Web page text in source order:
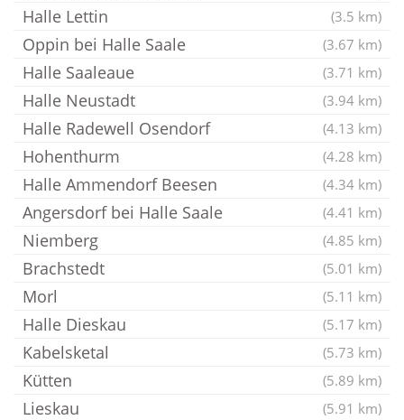
Halle Lettin (3.5 km)
Oppin bei Halle Saale (3.67 km)
Halle Saaleaue (3.71 km)
Halle Neustadt (3.94 km)
Halle Radewell Osendorf (4.13 km)
Hohenthurm (4.28 km)
Halle Ammendorf Beesen (4.34 km)
Angersdorf bei Halle Saale (4.41 km)
Niemberg (4.85 km)
Brachstedt (5.01 km)
Morl (5.11 km)
Halle Dieskau (5.17 km)
Kabelsketal (5.73 km)
Kütten (5.89 km)
Lieskau (5.91 km)